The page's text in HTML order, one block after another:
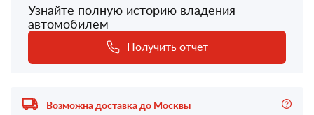
Узнайте полную историю владения
автомобилем
Получить отчет
Возможна доставка до Москвы